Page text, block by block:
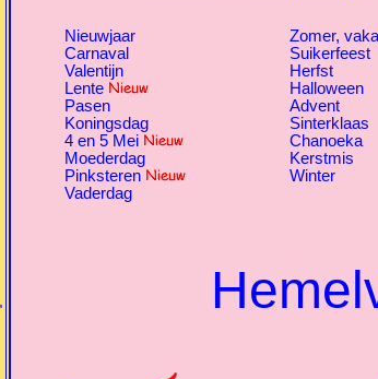
Nieuwjaar
Carnaval
Valentijn
Lente
Pasen
Koningsdag
4 en 5 Mei
Moederdag
Pinksteren
Vaderdag
Zomer,
Suikerfeest
Herfst
Halloween
Advent
Sinterklaas
Chanoeka
Kerstmis
Winter